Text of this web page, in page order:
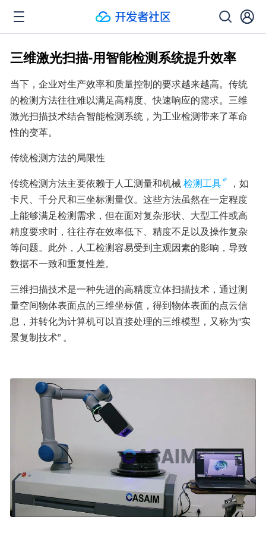
三维激光扫描-用智能检测系统提升效率
当下，企业对生产效率和质量控制的要求越来越高。传统
的检测方法往往难以满足高精度、快速响应的需求。三维
激光扫描技术结合智能检测系统，为工业检测带来了革命
性的变革。
传统检测方法的局限性
传统检测方法主要依赖于人工测量和机械检测工具
，如
卡尺、千分尺和三坐标测量仪。这些方法虽然在一定程度
上能够满足检测需求，但在面对复杂形状、大型工件或高
精度要求时，往往存在效率低下、精度不足以及操作复杂
等问题。此外，人工检测容易受到主观因素的影响，导致
数据不一致和重复性差。
三维扫描技术是一种先进的高精度立体扫描技术，通过测
量空间物体表面点的三维坐标值，得到物体表面的点云信
息，并转化为计算机可以直接处理的三维模型，又称为“实
景复制技术” 。